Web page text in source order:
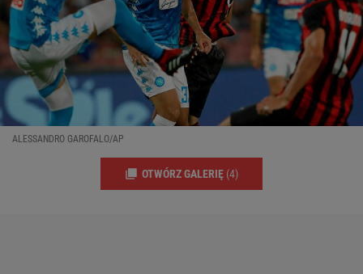
ALESSANDRO GAROFALO/AP
OTWÓRZ GALERIĘ (4)